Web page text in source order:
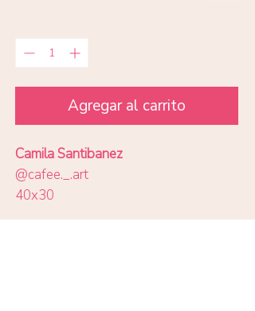
Agregar al carrito
Camila Santibanez
@cafee._.art
40x30